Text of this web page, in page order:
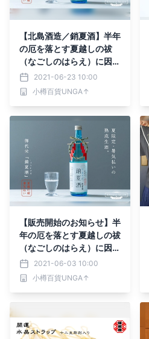
【北島酒造／銷夏酒】半年
の厄を落とす夏越しの祓
（なごしのはらえ）に因ん
だ夏季限定・熟成生酒
2021-06-23 10:00
小樽百貨UNGA↑
【販売開始のお知らせ】半
年の厄を落とす夏越しの祓
（なごしのはらえ）に因ん
だ夏季限定・熟成生酒。
2021-06-03 10:00
小樽百貨UNGA↑